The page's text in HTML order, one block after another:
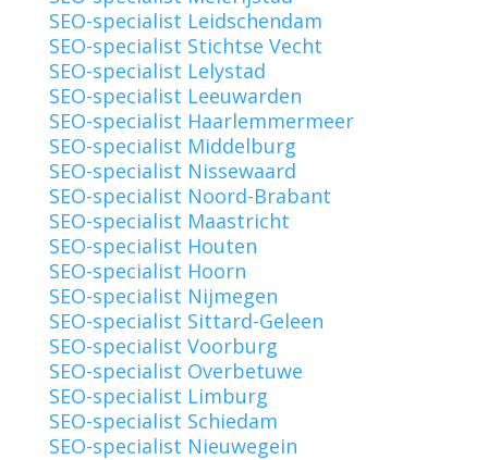
SEO-specialist Leidschendam
SEO-specialist Stichtse Vecht
SEO-specialist Lelystad
SEO-specialist Leeuwarden
SEO-specialist Haarlemmermeer
SEO-specialist Middelburg
SEO-specialist Nissewaard
SEO-specialist Noord-Brabant
SEO-specialist Maastricht
SEO-specialist Houten
SEO-specialist Hoorn
SEO-specialist Nijmegen
SEO-specialist Sittard-Geleen
SEO-specialist Voorburg
SEO-specialist Overbetuwe
SEO-specialist Limburg
SEO-specialist Schiedam
SEO-specialist Nieuwegein